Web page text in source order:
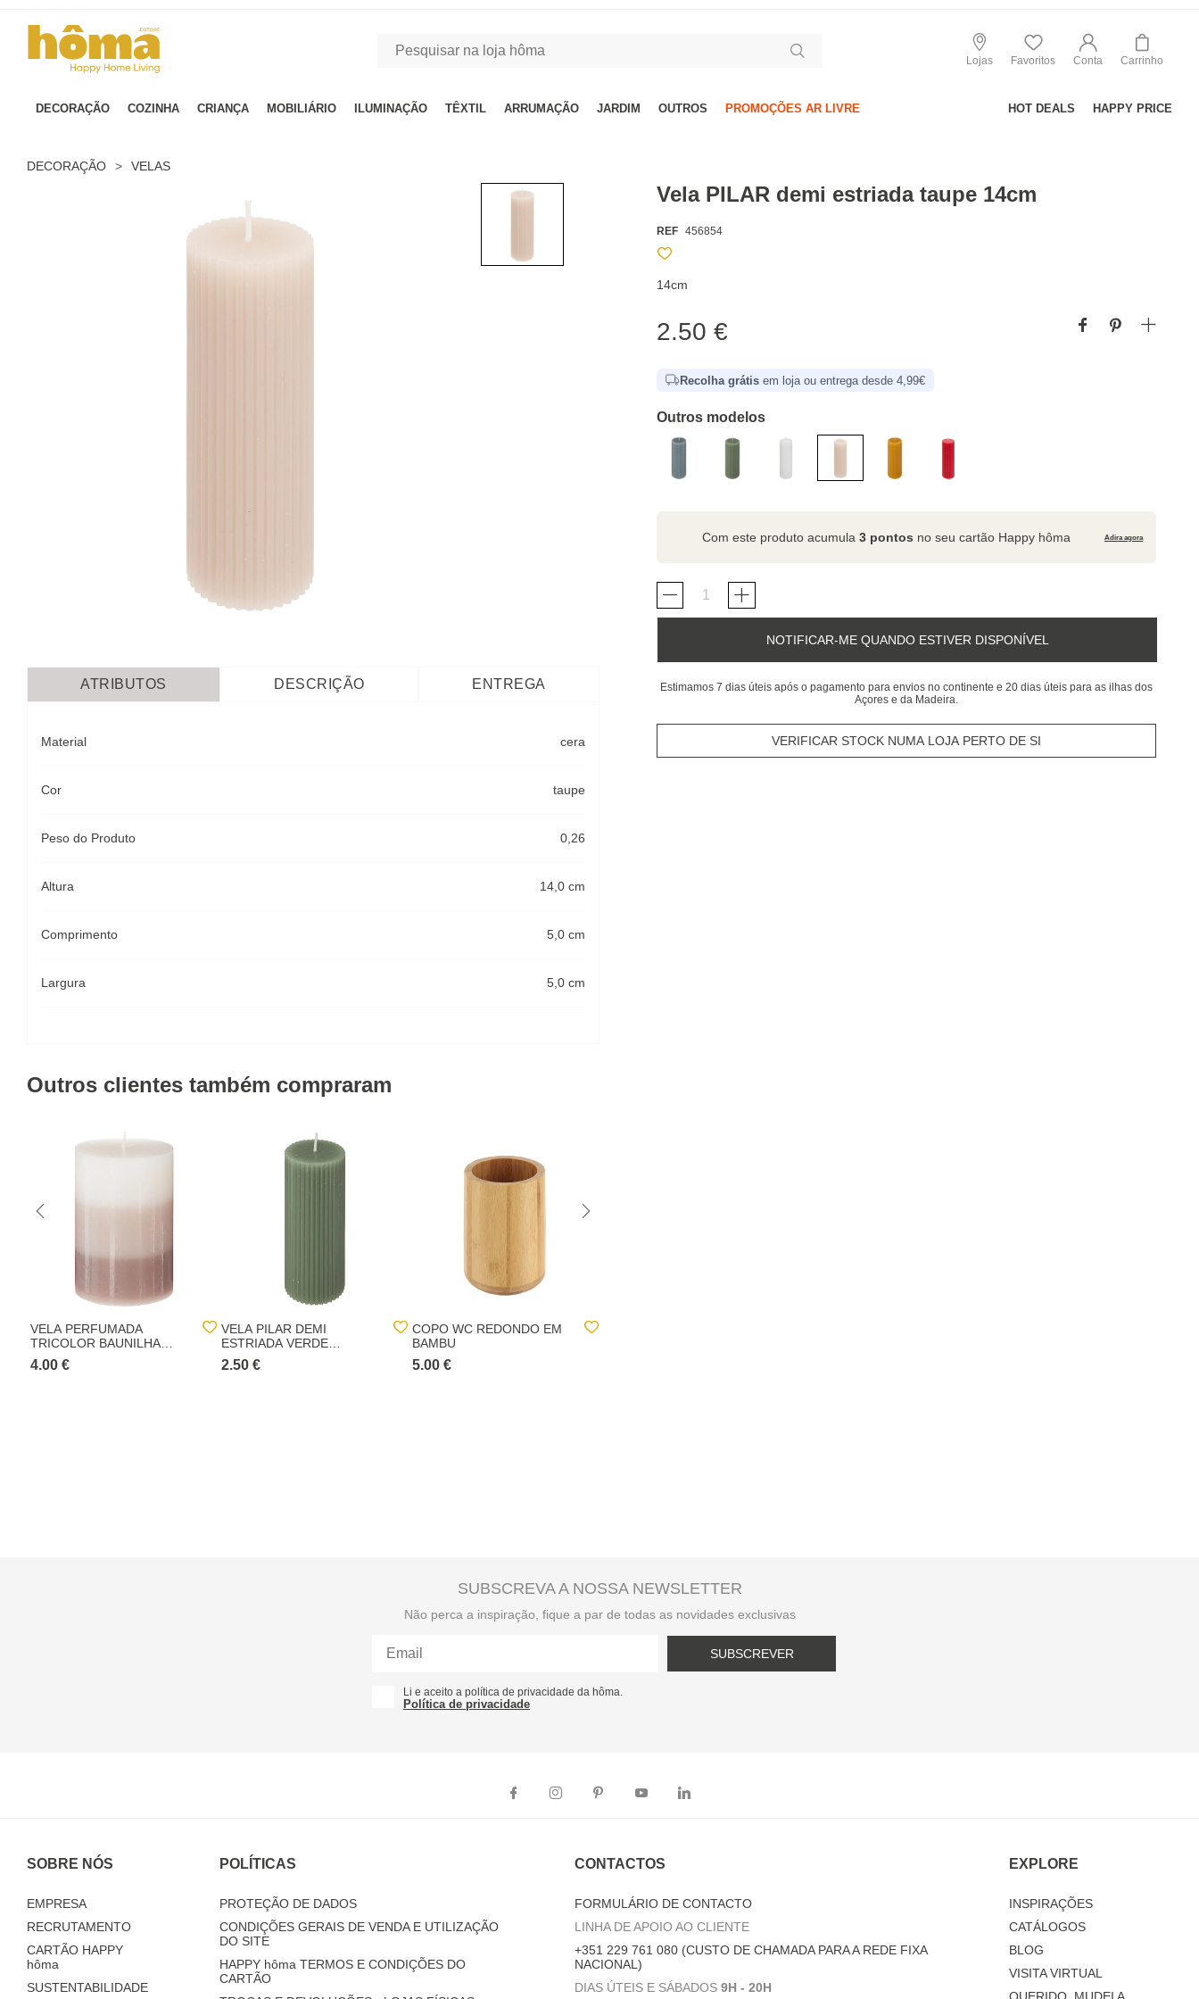
Lojas Favoritos Conta Carrinho
DECORAÇÃO COZINHA CRIANÇA MOBILIÁRIO ILUMINAÇÃO TÊXTIL ARRUMAÇÃO JARDIM OUTROS PROMOÇÕES AR LIVRE HOT DEALS HAPPY PRICE
DECORAÇÃO > VELAS
Vela PILAR demi estriada taupe 14cm
REF 456854
14cm
2.50 €
Recolha grátis em loja ou entrega desde 4,99€
Outros modelos
Com este produto acumula3 pontos no seu cartão Happy hôma Adira agora
NOTIFICAR-ME QUANDO ESTIVER DISPONÍVEL
Estimamos 7 dias úteis após o pagamento para envios no continente e 20 dias úteis para as ilhas dos
Açores e da Madeira.
VERIFICAR STOCK NUMA LOJA PERTO DE SI
ATRIBUTOS DESCRIÇÃO ENTREGA
Material cera
Cor taupe
Peso do Produto 0,26
Altura 14,0 cm
Comprimento 5,0 cm
Largura 5,0 cm
Outros clientes também compraram
VELA PERFUMADA
TRICOLOR BAUNILHA
BÁSICA
4.00 €
VELA PILAR DEMI
ESTRIADA VERDE
CELADON 14CM
2.50 €
COPO WC REDONDO EM
BAMBU
5.00 €
SUBSCREVA A NOSSA NEWSLETTER
Não perca a inspiração, fique a par de todas as novidades exclusivas
SUBSCREVER
Li e aceito a política de privacidade da hôma.
Política de privacidade
SOBRE NÓS
EMPRESA
RECRUTAMENTO
CARTÃO HAPPY
hôma
SUSTENTABILIDADE
POLÍTICAS
PROTEÇÃO DE DADOS
CONDIÇÕES GERAIS DE VENDA E UTILIZAÇÃO
DO SITE
HAPPY hôma TERMOS E CONDIÇÕES DO
CARTÃO
CONTACTOS
FORMULÁRIO DE CONTACTO
LINHA DE APOIO AO CLIENTE
+351 229 761 080 (CUSTO DE CHAMADA PARA A REDE FIXA
NACIONAL)
DIAS ÚTEIS E SÁBADOS 9H - 20H
EXPLORE
INSPIRAÇÕES
CATÁLOGOS
BLOG
VISITA VIRTUAL